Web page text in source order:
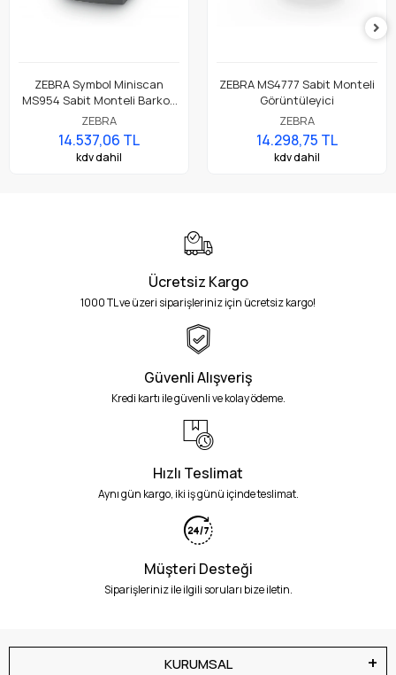
ZEBRA Symbol Miniscan
MS954 Sabit Monteli Barkod
Okuyucu
ZEBRA
14.537,06 TL
kdv dahil
ZEBRA MS4777 Sabit Monteli
Görüntüleyici
ZEBRA
14.298,75 TL
kdv dahil
Ücretsiz Kargo
1000 TL ve üzeri siparişleriniz için ücretsiz kargo!
Güvenli Alışveriş
Kredi kartı ile güvenli ve kolay ödeme.
Hızlı Teslimat
Aynı gün kargo, iki iş günü içinde teslimat.
Müşteri Desteği
Siparişleriniz ile ilgili soruları bize iletin.
KURUMSAL